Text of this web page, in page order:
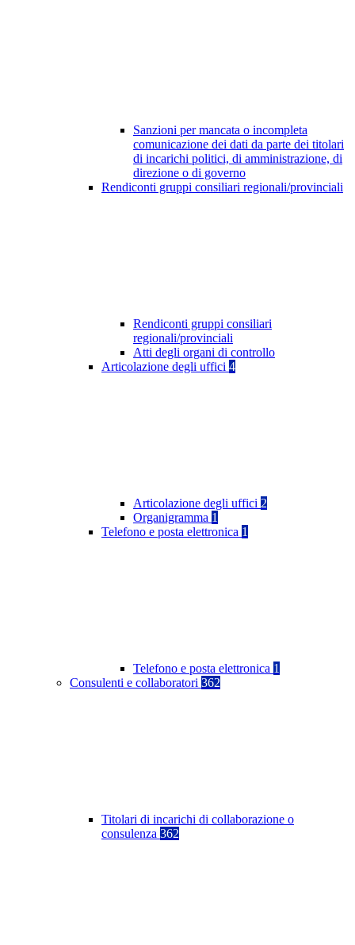
Sanzioni per mancata o incompleta
comunicazione dei dati da parte dei titolari
di incarichi politici, di amministrazione, di
direzione o di governo
Rendiconti gruppi consiliari regionali/provinciali
Rendiconti gruppi consiliari
regionali/provinciali
Atti degli organi di controllo
Articolazione degli uffici 4
Articolazione degli uffici 2
Organigramma 1
Telefono e posta elettronica 1
Telefono e posta elettronica 1
Consulenti e collaboratori 362
Titolari di incarichi di collaborazione o
consulenza 362